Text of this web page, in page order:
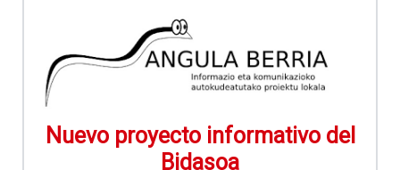
Nuevo proyecto informativo del
Bidasoa